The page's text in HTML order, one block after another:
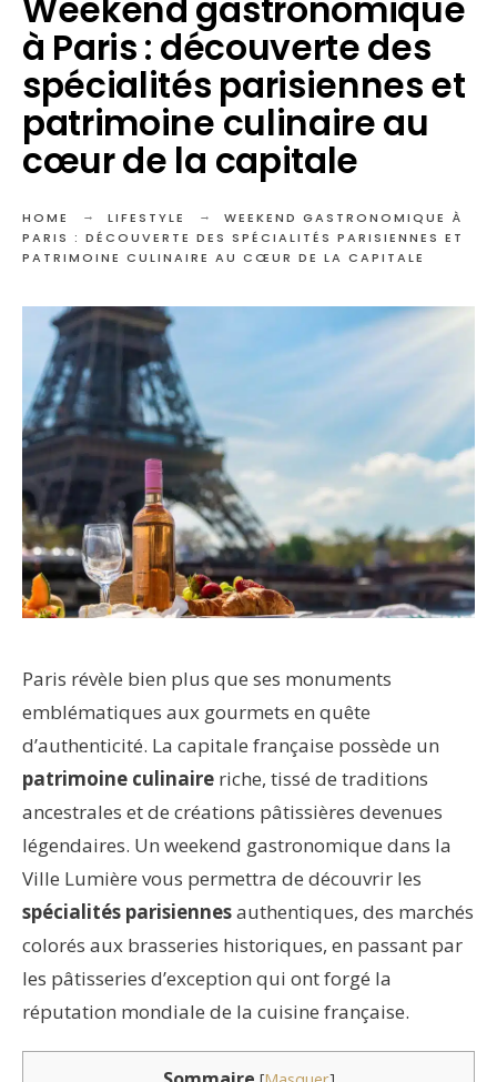
à Paris : découverte des
spécialités parisiennes et
patrimoine culinaire au
cœur de la capitale
HOME LIFESTYLE
WEEKEND GASTRONOMIQUE À
PARIS : DÉCOUVERTE DES SPÉCIALITÉS PARISIENNES ET
PATRIMOINE CULINAIRE AU CŒUR DE LA CAPITALE
Paris révèle bien plus que ses monuments
emblématiques aux gourmets en quête
d’authenticité. La capitale française possède un
patrimoine culinaire riche, tissé de traditions
ancestrales et de créations pâtissières devenues
légendaires. Un weekend gastronomique dans la
Ville Lumière vous permettra de découvrir les
spécialités parisiennesauthentiques, des marchés
colorés aux brasseries historiques, en passant par
les pâtisseries d’exception qui ont forgé la
réputation mondiale de la cuisine française.